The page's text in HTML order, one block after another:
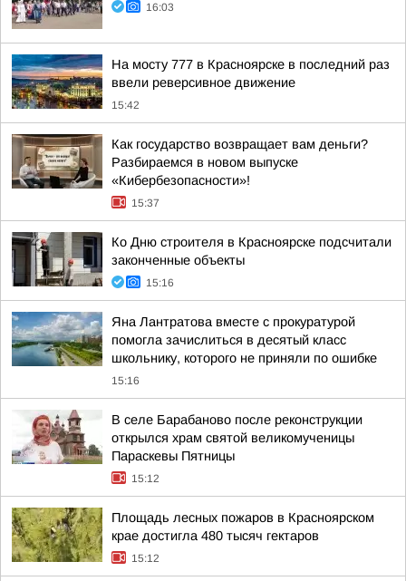
16:03
На мосту 777 в Красноярске в последний раз
ввели реверсивное движение
15:42
Как государство возвращает вам деньги?
Разбираемся в новом выпуске
«Кибербезопасности»!
15:37
Ко Дню строителя в Красноярске подсчитали
законченные объекты
15:16
Яна Лантратова вместе с прокуратурой
помогла зачислиться в десятый класс
школьнику, которого не приняли по ошибке
15:16
В селе Барабаново после реконструкции
открылся храм святой великомученицы
Параскевы Пятницы
15:12
Площадь лесных пожаров в Красноярском
крае достигла 480 тысяч гектаров
15:12